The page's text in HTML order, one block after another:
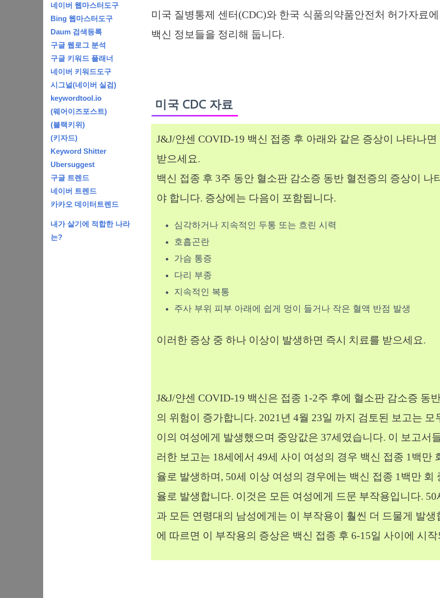
미국 질병통제 센터(CDC)와 한국 식품의약품안전처 허가자료
백신 정보들을 정리해 둡니다.
미국 CDC 자료
J&J/얀센 COVID-19 백신 접종 후 아래와 같은 증상이 나타나
받으세요.
백신 접종 후 3주 동안 혈소판 감소증 동반 혈전증의 증상이 나
야 합니다. 증상에는 다음이 포함됩니다.
심각하거나 지속적인 두통 또는 흐린 시력
호흡곤란
가슴 통증
다리 부종
지속적인 복통
주사 부위 피부 아래에 쉽게 멍이 들거나 작은 혈액 반점 발생
이러한 증상 중 하나 이상이 발생하면 즉시 치료를 받으세요.
J&J/얀센 COVID-19 백신은 접종 1-2주 후에 혈소판 감소증 동
의 위험이 증가합니다. 2021년 4월 23일 까지 검토된 보고는 모
이의 여성에게 발생했으며 중앙값은 37세였습니다. 이 보고서
러한 보고는 18세에서 49세 사이 여성의 경우 백신 접종 1백만
율로 발생하며, 50세 이상 여성의 경우에는 백신 접종 1백만 회
율로 발생합니다. 이것은 모든 여성에게 드문 부작용입니다. 50
과 모든 연령대의 남성에게는 이 부작용이 훨씬 더 드물게 발생
에 따르면 이 부작용의 증상은 백신 접종 후 6-15일 사이에 시
네이버 웹마스터도구
Bing 웹마스터도구
Daum 검색등록
구글 웹로그 분석
구글 키워드 플래너
네이버 키워드도구
시그널(네이버 실검)
keywordtool.io
(웨어이즈포스트)
(블랙키위)
(키자드)
Keyword Shitter
Ubersuggest
구글 트렌드
네이버 트렌드
카카오 데이터트렌드
내가 살기에 적합한 나라
는?